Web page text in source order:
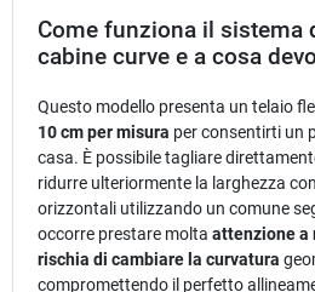
Come funziona il sistema
cabine curve e a cosa
Questo modello presenta un telaio
10 cm per misura per consentirti un
casa. È possibile tagliare
ridurre ulteriormente la larghezza
orizzontali utilizzando un comune
occorre prestare molta attenzione a
rischia di cambiare la curvatura
compromettendo il perfetto